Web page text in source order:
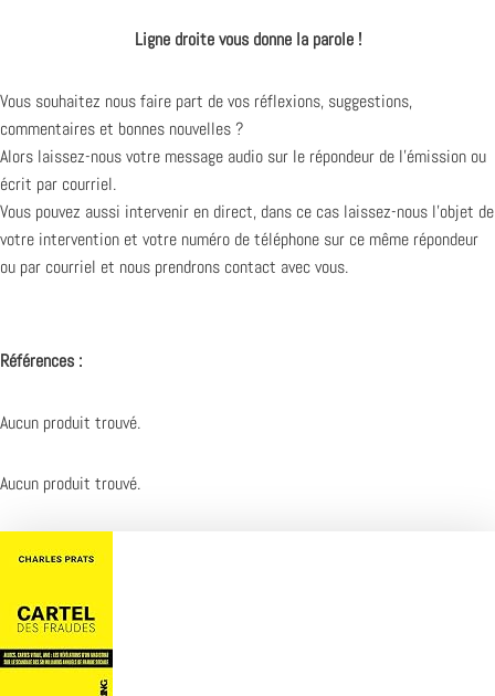
Ligne droite vous donne la parole !
Vous souhaitez nous faire part de vos réflexions, suggestions,
commentaires et bonnes nouvelles ?
Alors laissez-nous votre message audio sur le répondeur de l’émission ou
écrit par courriel.
Vous pouvez aussi intervenir en direct, dans ce cas laissez-nous l’objet de
votre intervention et votre numéro de téléphone sur ce même répondeur
ou par courriel et nous prendrons contact avec vous.
Références :
Aucun produit trouvé.
Aucun produit trouvé.